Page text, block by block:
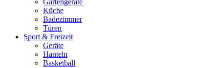
Gartengeräte
Küche
Badezimmer
Türen
Sport & Freizeit
Geräte
Hanteln
Basketball